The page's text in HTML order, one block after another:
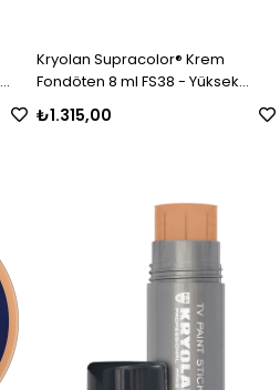
Kryolan Supracolor® Krem
Fondöten 8 ml FS38 - Yüksek
Kapatıcı Özellikli Makyaj Ürünü
₺1.315,00